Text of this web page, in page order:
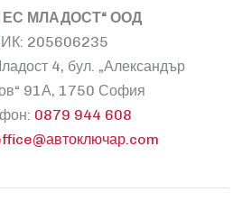
ЕС МЛАДОСТ“ ООД
205606235
4, бул. „Александър
91А, 1750 София
0879 944 608